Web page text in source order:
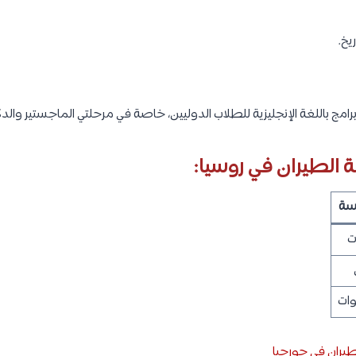
باللغة الإنجليزية للطلاب الدوليين، خاصة في مرحلتي الماجستير
في روسيا: